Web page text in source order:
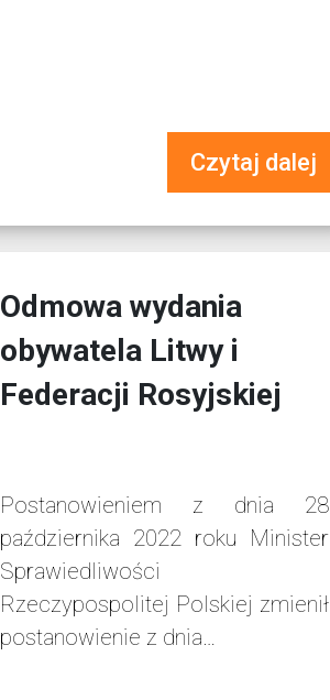
Czytaj dalej
Odmowa wydania
obywatela Litwy i
Federacji Rosyjskiej
Postanowieniem z dnia 28
października 2022 roku Minister
Sprawiedliwości
Rzeczypospolitej Polskiej zmienił
postanowienie z dnia…